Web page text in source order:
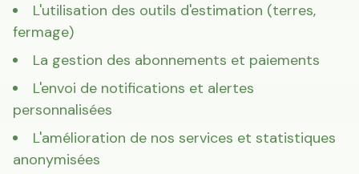
L'utilisation des outils d'estimation (terres,
fermage)
La gestion des abonnements et paiements
L'envoi de notifications et alertes
personnalisées
L'amélioration de nos services et statistiques
anonymisées